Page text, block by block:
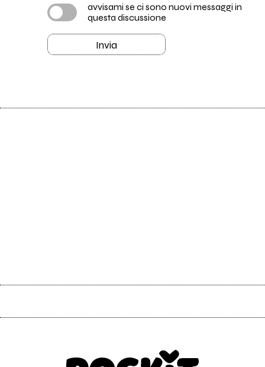
avvisami se ci sono nuovi messaggi in
questa discussione
Invia